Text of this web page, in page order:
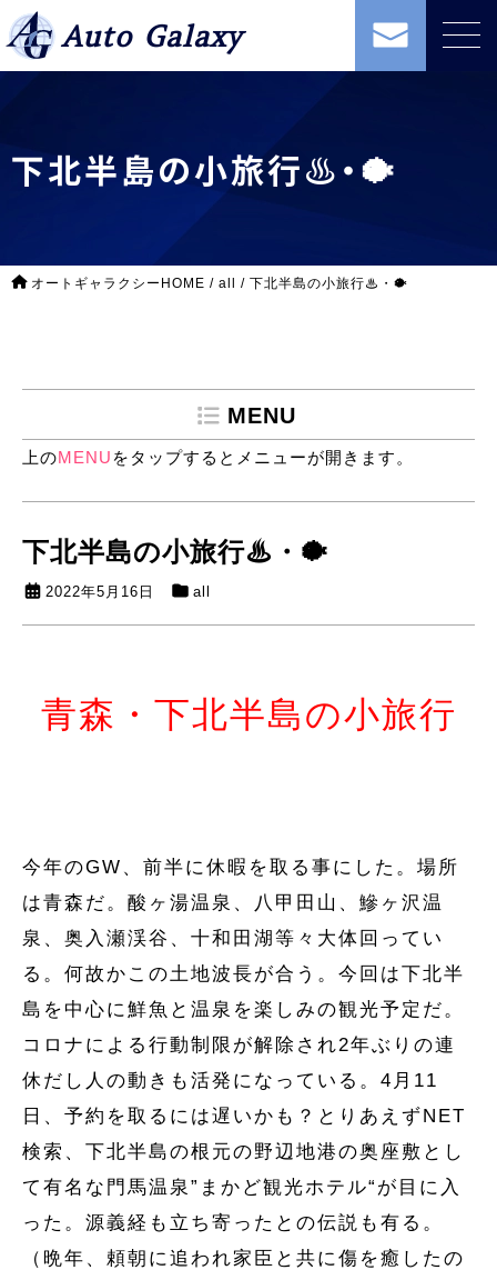
Auto Galaxy
下北半島の小旅行♨・🐡
オートギャラクシーHOME / all / 下北半島の小旅行♨・🐡
MENU
上のMENU をタップするとメニューが開きます。
下北半島の小旅行♨・🐡
2022年5月16日 all
青森・下北半島の小旅行
今年のGW、前半に休暇を取る事にした。場所
は青森だ。酸ヶ湯温泉、八甲田山、鰺ヶ沢温
泉、奥入瀬渓谷、十和田湖等々大体回ってい
る。何故かこの土地波長が合う。今回は下北半
島を中心に鮮魚と温泉を楽しみの観光予定だ。
コロナによる行動制限が解除され2年ぶりの連
休だし人の動きも活発になっている。4月11
日、予約を取るには遅いかも？とりあえずNET
検索、下北半島の根元の野辺地港の奥座敷とし
て有名な門馬温泉”まかど観光ホテル“が目に入
った。源義経も立ち寄ったとの伝説も有る。
（晩年、頼朝に追われ家臣と共に傷を癒したの